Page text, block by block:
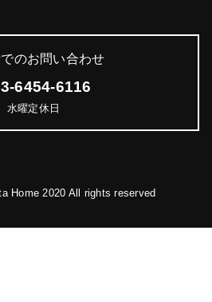
のお問い合わせ
6454-6116
水曜定休日
Home 2020 All rights reserved